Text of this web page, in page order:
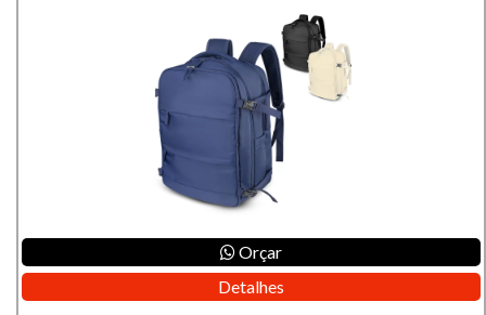
Orçar
Detalhes